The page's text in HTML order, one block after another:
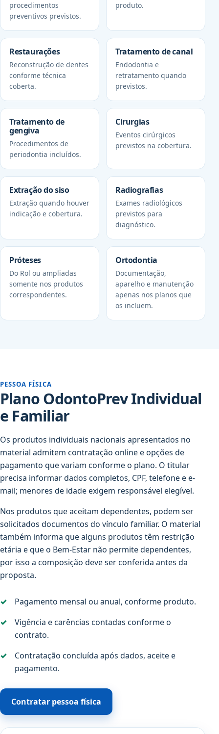
procedimentos
preventivos previstos.
produto.
Restaurações
Reconstrução de dentes
conforme técnica
coberta.
Tratamento de canal
Endodontia e
retratamento quando
previstos.
Tratamento de
gengiva
Procedimentos de
periodontia incluídos.
Cirurgias
Eventos cirúrgicos
previstos na cobertura.
Extração do siso
Extração quando houver
indicação e cobertura.
Radiografias
Exames radiológicos
previstos para
diagnóstico.
Próteses
Do Rol ou ampliadas
somente nos produtos
correspondentes.
Ortodontia
Documentação,
aparelho e manutenção
apenas nos planos que
os incluem.
PESSOA FÍSICA
Plano OdontoPrev Individual
e Familiar
Os produtos individuais nacionais apresentados no
material admitem contratação online e opções de
pagamento que variam conforme o plano. O titular
precisa informar dados completos, CPF, telefone e e-
mail; menores de idade exigem responsável elegível.
Nos produtos que aceitam dependentes, podem ser
solicitados documentos do vínculo familiar. O material
também informa que alguns produtos têm restrição
etária e que o Bem-Estar não permite dependentes,
por isso a composição deve ser conferida antes da
proposta.
Pagamento mensal ou anual, conforme produto.
Vigência e carências contadas conforme o
contrato.
Contratação concluída após dados, aceite e
pagamento.
Contratar pessoa física